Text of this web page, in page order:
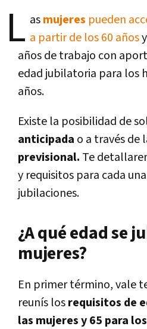
L asmujeres pueden
a partir de los 60 años
años de trabajo con
edad jubilatoria para los
años.
Existe la posibilidad de
anticipada o a través de
previsional. Te
y requisitos para cada
jubilaciones.
¿A qué edad se
mujeres?
En primer término, vale
reunís losrequisitos de
las mujeres y 65 para